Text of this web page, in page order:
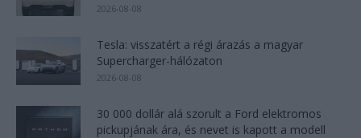
2026-08-08
Tesla: visszatért a régi árazás a magyar
Supercharger-hálózaton
2026-08-08
30 000 dollár alá szorult a Ford elektromos
pickupjának ára, és nevet is kapott a modell